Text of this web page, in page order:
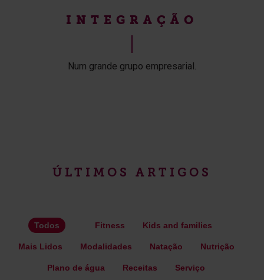
INTEGRAÇÃO
Num grande grupo empresarial.
ÚLTIMOS ARTIGOS
Todos Fitness Kids and families
Mais Lidos Modalidades Natação Nutrição
Plano de água Receitas Serviço